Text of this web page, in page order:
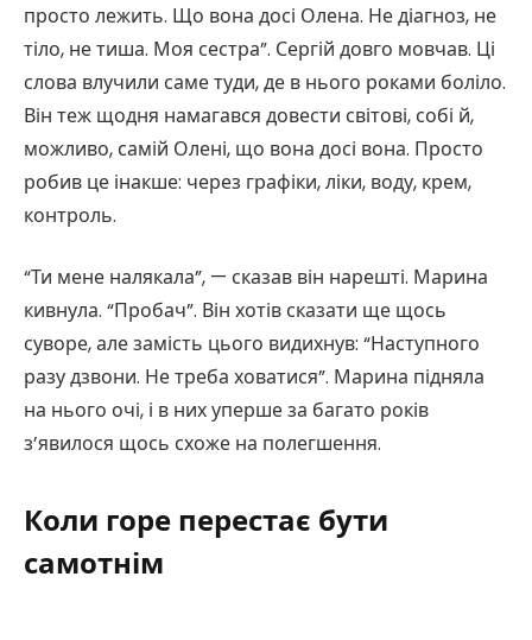
просто лежить. Що вона досі Олена. Не діагноз, не
тіло, не тиша. Моя сестра”. Сергій довго мовчав. Ці
слова влучили саме туди, де в нього роками боліло.
Він теж щодня намагався довести світові, собі й,
можливо, самій Олені, що вона досі вона. Просто
робив це інакше: через графіки, ліки, воду, крем,
контроль.
“Ти мене налякала”, — сказав він нарешті. Марина
кивнула. “Пробач”. Він хотів сказати ще щось
суворе, але замість цього видихнув: “Наступного
разу дзвони. Не треба ховатися”. Марина підняла
на нього очі, і в них уперше за багато років
з’явилося щось схоже на полегшення.
Коли горе перестає бути
самотнім